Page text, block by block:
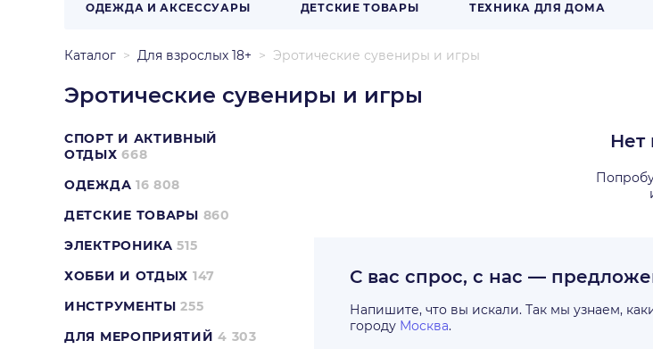
ОДЕЖДА И АКСЕССУАРЫ ДЕТСКИЕ ТОВАРЫ ТЕХНИКА ДЛЯ ДОМА
Каталог Для взрослых 18+ Эротические сувениры и игры
Эротические сувениры и игры
СПОРТ И АКТИВНЫЙ
ОТДЫХ 668
ОДЕЖДА 16 808
ДЕТСКИЕ ТОВАРЫ 860
ЭЛЕКТРОНИКА 515
ХОББИ И ОТДЫХ 147
ИНСТРУМЕНТЫ 255
ДЛЯ МЕРОПРИЯТИЙ 4 303
Нет
С вас спрос, с нас —
Напишите, что вы искали. Так мы узнаем,
городу Москва.